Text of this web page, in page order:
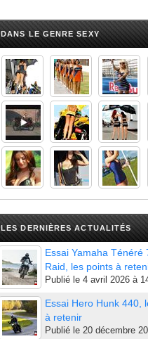
DANS LE GENRE SEXY
LES DERNIÈRES ACTUALITÉS
Essai Yamaha Ténéré
Raid, les points à
Publié le 4 avril 2026 à
Essai Hero Hunk 440,
à retenir
Publié le 20 décembre